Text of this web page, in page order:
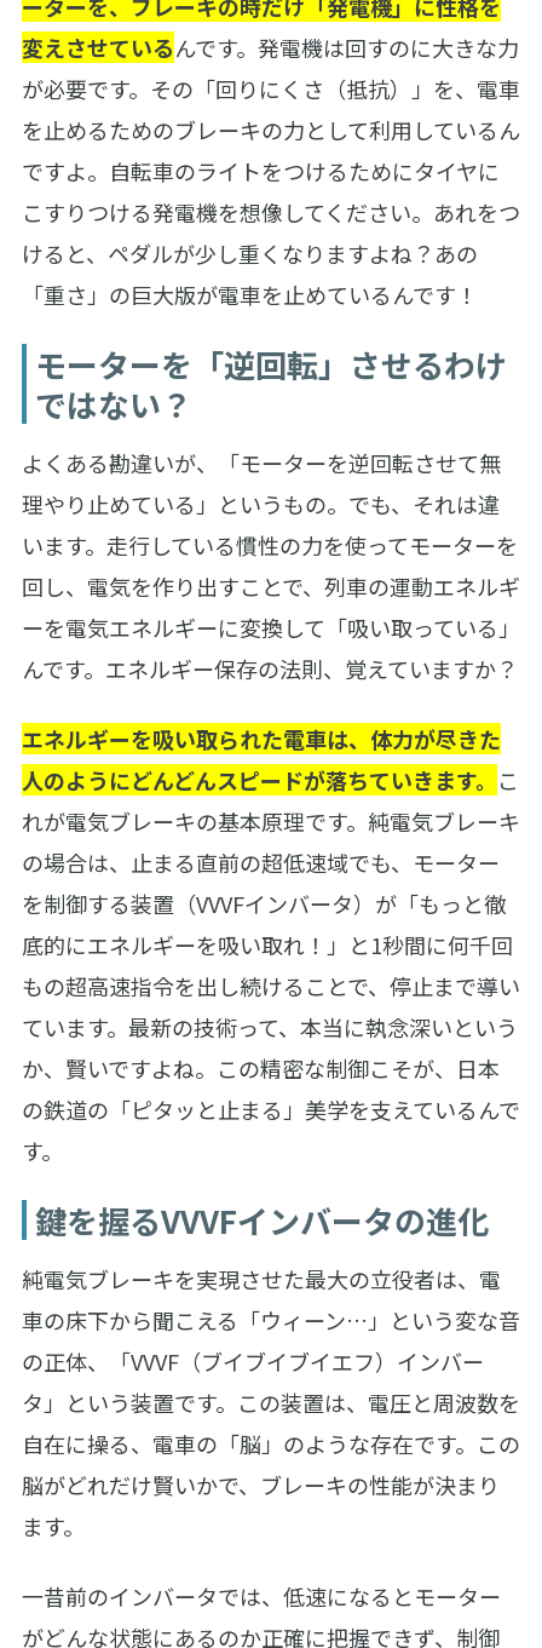
ーターを、ブレーキの時だけ「発電機」に性格を
変えさせているんです。発電機は回すのに大きな力
が必要です。その「回りにくさ（抵抗）」を、電車
を止めるためのブレーキの力として利用しているん
ですよ。自転車のライトをつけるためにタイヤに
こすりつける発電機を想像してください。あれをつ
けると、ペダルが少し重くなりますよね？あの
「重さ」の巨大版が電車を止めているんです！
モーターを「逆回転」させるわけ
ではない？
よくある勘違いが、「モーターを逆回転させて無
理やり止めている」というもの。でも、それは違
います。走行している慣性の力を使ってモーターを
回し、電気を作り出すことで、列車の運動エネルギ
ーを電気エネルギーに変換して「吸い取っている」
んです。エネルギー保存の法則、覚えていますか？
エネルギーを吸い取られた電車は、体力が尽きた
人のようにどんどんスピードが落ちていきます。 こ
れが電気ブレーキの基本原理です。純電気ブレーキ
の場合は、止まる直前の超低速域でも、モーター
を制御する装置（VVVFインバータ）が「もっと徹
底的にエネルギーを吸い取れ！」と1秒間に何千回
もの超高速指令を出し続けることで、停止まで導い
ています。最新の技術って、本当に執念深いという
か、賢いですよね。この精密な制御こそが、日本
の鉄道の「ピタッと止まる」美学を支えているんで
す。
鍵を握るVVVFインバータの進化
純電気ブレーキを実現させた最大の立役者は、電
車の床下から聞こえる「ウィーン…」という変な音
の正体、「VVVF（ブイブイブイエフ）インバー
タ」という装置です。この装置は、電圧と周波数を
自在に操る、電車の「脳」のような存在です。この
脳がどれだけ賢いかで、ブレーキの性能が決まり
ます。
一昔前のインバータでは、低速になるとモーター
がどんな状態にあるのか正確に把握できず、制御